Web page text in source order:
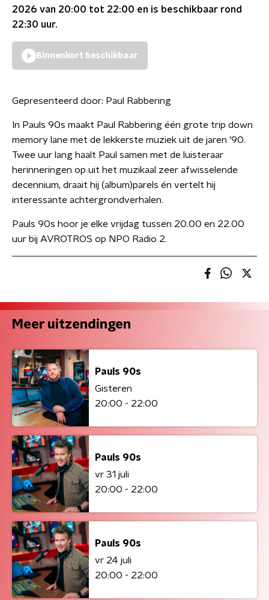
2026 van 20:00 tot 22:00 en is beschikbaar rond
22:30 uur.
Binnenkort beschikbaar
Gepresenteerd door: Paul Rabbering
In Pauls 90s maakt Paul Rabbering één grote trip down
memory lane met de lekkerste muziek uit de jaren ’90.
Twee uur lang haalt Paul samen met de luisteraar
herinneringen op uit het muzikaal zeer afwisselende
decennium, draait hij (album)parels én vertelt hij
interessante achtergrondverhalen.
Pauls 90s hoor je elke vrijdag tussen 20.00 en 22.00
uur bij AVROTROS op NPO Radio 2.
Meer uitzendingen
Pauls 90s
Gisteren
20:00 - 22:00
Pauls 90s
vr 31 juli
20:00 - 22:00
Pauls 90s
vr 24 juli
20:00 - 22:00